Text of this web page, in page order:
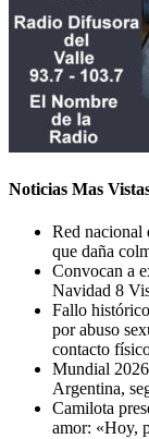
Noticias Mas
Red nacional
que daña
Convocan a
Navidad 8
Fallo
por abuso
contacto
Mundial
Argentina,
Camilota
amor: «Hoy,